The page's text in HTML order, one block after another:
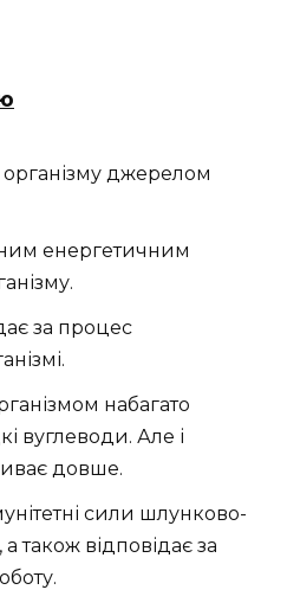
організму джерелом
енергетичним
за процес
набагато
вуглеводи. Але і
довше.
сили шлунково-
також відповідає за